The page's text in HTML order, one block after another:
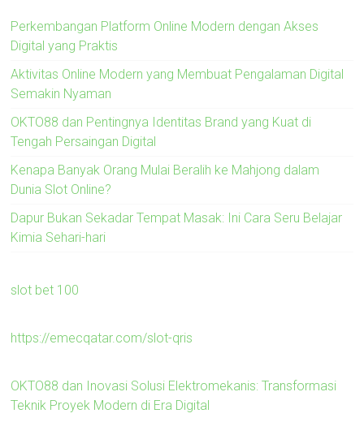
Perkembangan Platform Online Modern dengan Akses
Digital yang Praktis
Aktivitas Online Modern yang Membuat Pengalaman Digital
Semakin Nyaman
OKTO88 dan Pentingnya Identitas Brand yang Kuat di
Tengah Persaingan Digital
Kenapa Banyak Orang Mulai Beralih ke Mahjong dalam
Dunia Slot Online?
Dapur Bukan Sekadar Tempat Masak: Ini Cara Seru Belajar
Kimia Sehari-hari
slot bet 100
https://emecqatar.com/slot-qris
OKTO88 dan Inovasi Solusi Elektromekanis: Transformasi
Teknik Proyek Modern di Era Digital